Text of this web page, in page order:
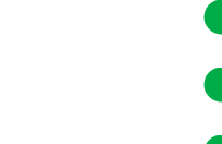
nicht in Ihrer